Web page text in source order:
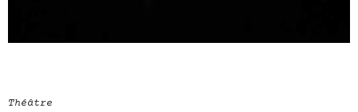
Théâtre